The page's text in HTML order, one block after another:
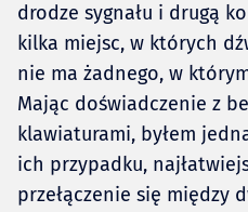
drodze sygnału i drugą
kilka miejsc, w których
nie ma żadnego, w
Mając doświadczenie z
klawiaturami, byłem
ich przypadku,
przełączenie się między